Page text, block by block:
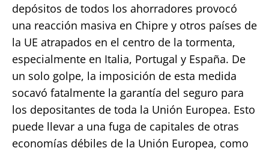
depósitos de todos los ahorradores provocó
una reacción masiva en Chipre y otros países de
la UE atrapados en el centro de la tormenta,
especialmente en Italia, Portugal y España. De
un solo golpe, la imposición de esta medida
socavó fatalmente la garantía del seguro para
los depositantes de toda la Unión Europea. Esto
puede llevar a una fuga de capitales de otras
economías débiles de la Unión Europea, como